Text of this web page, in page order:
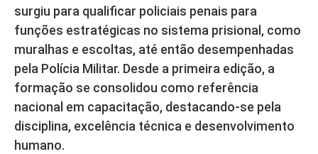
surgiu para qualificar policiais penais para
funções estratégicas no sistema prisional, como
muralhas e escoltas, até então desempenhadas
pela Polícia Militar. Desde a primeira edição, a
formação se consolidou como referência
nacional em capacitação, destacando-se pela
disciplina, excelência técnica e desenvolvimento
humano.